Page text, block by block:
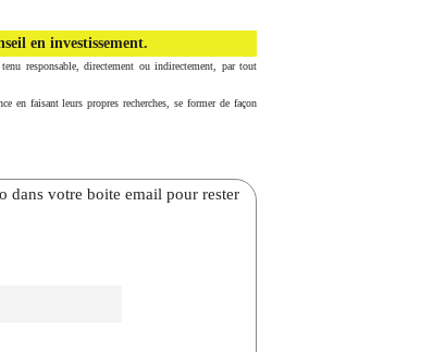
en investissement.
responsable, directement ou indirectement, par tout
en faisant leurs propres recherches, se former de façon
dans votre boite email pour rester